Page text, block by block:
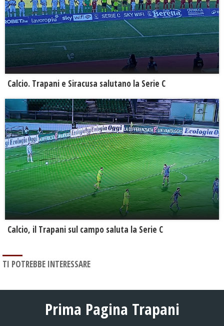
Calcio. Trapani e Siracusa salutano la Serie C
Calcio, il Trapani sul campo saluta la Serie C
TI POTREBBE INTERESSARE
Prima Pagina Trapani